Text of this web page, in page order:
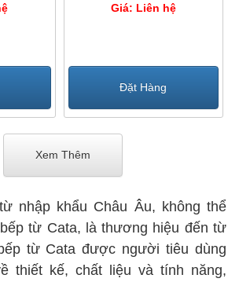
Giá: Liên hệ
Đặt Hàng
Xem Thêm
từ Cata, là thương hiệu đến từ
từ Cata được người tiêu dùng
thiết kế, chất liệu và tính năng,